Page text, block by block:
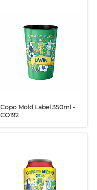
Copo Mold Label 350ml -
CO192